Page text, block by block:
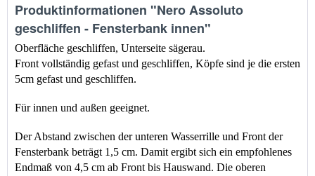
Produktinformationen "Nero Assoluto
geschliffen - Fensterbank innen"
Oberfläche geschliffen, Unterseite sägerau.
Front vollständig gefast und geschliffen, Köpfe sind je die ersten
5cm gefast und geschliffen.
Für innen und außen geeignet.
Der Abstand zwischen der unteren Wasserrille und Front der
Endmaß von 4,5 cm ab Front bis Hauswand. Die oberen